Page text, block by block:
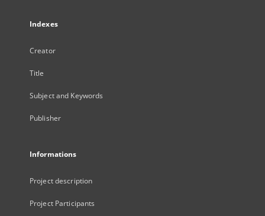
Indexes
Creator
Title
Subject and Keywords
Publisher
Informations
Project description
Project Participants